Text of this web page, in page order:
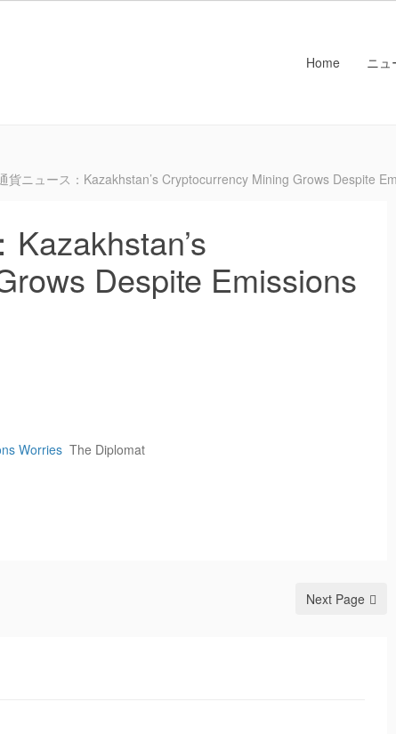
Home ニュ
貨ニュース：Kazakhstan’s Cryptocurrency Mining Grows Despite
Despite Emissions
Worries The Diplomat
Next Page